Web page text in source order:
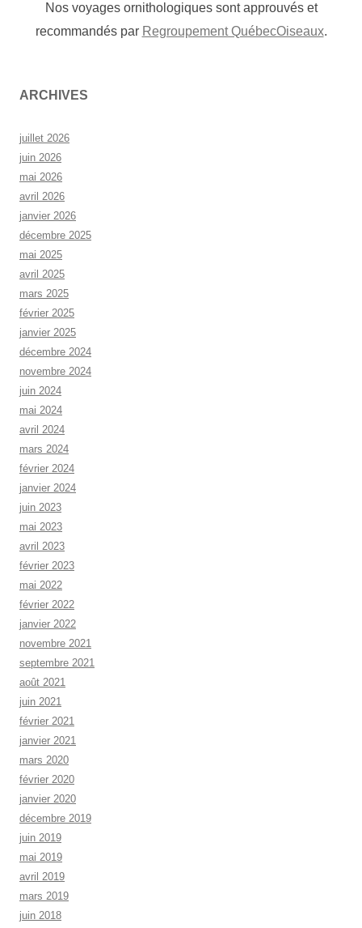
Nos voyages ornithologiques sont approuvés et
recommandés par Regroupement QuébecOiseaux.
ARCHIVES
juillet 2026
juin 2026
mai 2026
avril 2026
janvier 2026
décembre 2025
mai 2025
avril 2025
mars 2025
février 2025
janvier 2025
décembre 2024
novembre 2024
juin 2024
mai 2024
avril 2024
mars 2024
février 2024
janvier 2024
juin 2023
mai 2023
avril 2023
février 2023
mai 2022
février 2022
janvier 2022
novembre 2021
septembre 2021
août 2021
juin 2021
février 2021
janvier 2021
mars 2020
février 2020
janvier 2020
décembre 2019
juin 2019
mai 2019
avril 2019
mars 2019
juin 2018